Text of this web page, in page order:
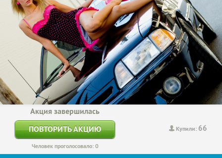
Купили: 66
Акция завершилась
ПОВТОРИТЬ АКЦИЮ
Человек проголосовало: 0